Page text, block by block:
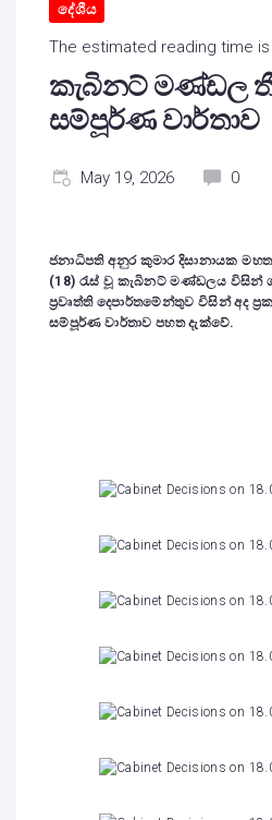
දේශීය
The estimated reading time
කැබිනට් මණ්ඩල
සම්පූර්ණ වාර්තාව
May 19, 2026 0
ජනාධිපති අනුර කුමාර දිසානායක
(18) රැස් වූ කැබිනට් මණ්ඩලය විසින්
ප්‍රවෘත්ති දෙපාර්තමේන්තුව විසින් අද
සම්පූර්ණ වාර්තාව පහත දැක්වේ.